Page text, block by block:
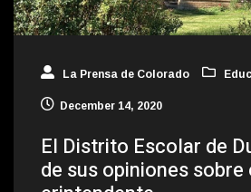
La Prensa de Colorado
December 14, 2020
El Distrito Escolar de
de sus opiniones sobre